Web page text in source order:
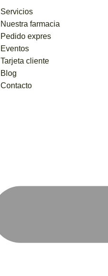
Servicios
Nuestra farmacia
Pedido expres
Eventos
Tarjeta cliente
Blog
Contacto